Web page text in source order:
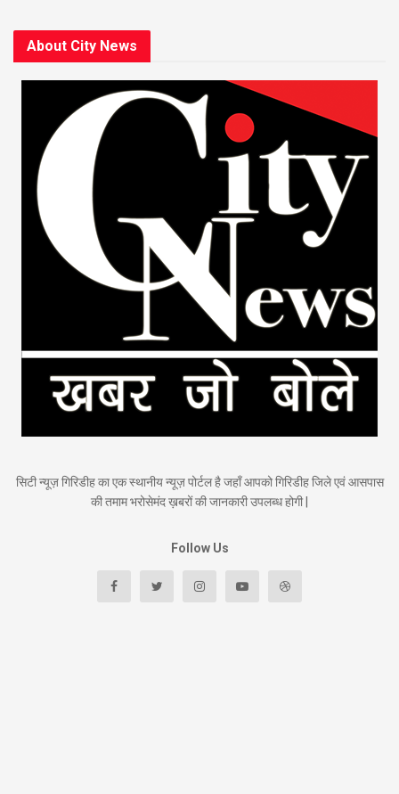
About City News
सिटी न्यूज़ गिरिडीह का एक स्थानीय न्यूज़ पोर्टल है जहाँ आपको गिरिडीह जिले एवं आसपास
की तमाम भरोसेमंद ख़बरों की जानकारी उपलब्ध होगी |
Follow Us